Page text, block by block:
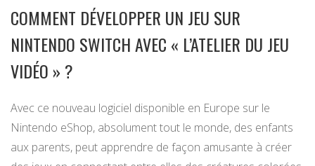
COMMENT DÉVELOPPER UN JEU SUR
NINTENDO SWITCH AVEC « L’ATELIER DU JEU
VIDÉO » ?
Avec ce nouveau logiciel disponible en Europe sur le
Nintendo eShop, absolument tout le monde, des enfants
aux parents, peut apprendre de façon amusante à créer